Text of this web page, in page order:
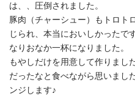
は、、圧倒されました。
豚肉（チャーシュー）もトロト
じられ、本当においしかったで
なりおなか一杯になりました。
もやしだけを用意して作りまし
だったなと食べながら思いまし
ンジします♪